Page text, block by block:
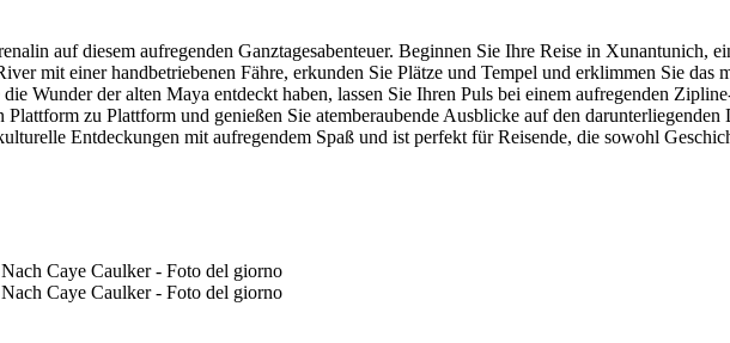
auf diesem aufregenden Ganztagesabenteuer. Beginnen Sie Ihre Reise in Xunantunich,
mit einer handbetriebenen Fähre, erkunden Sie Plätze und Tempel und erklimmen Sie das
Wunder der alten Maya entdeckt haben, lassen Sie Ihren Puls bei einem aufregenden
zu Plattform und genießen Sie atemberaubende Ausblicke auf den
Entdeckungen mit aufregendem Spaß und ist perfekt für Reisende, die sowohl